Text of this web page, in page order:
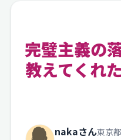
完璧主義の
教えてくれ
nakaさん東京都